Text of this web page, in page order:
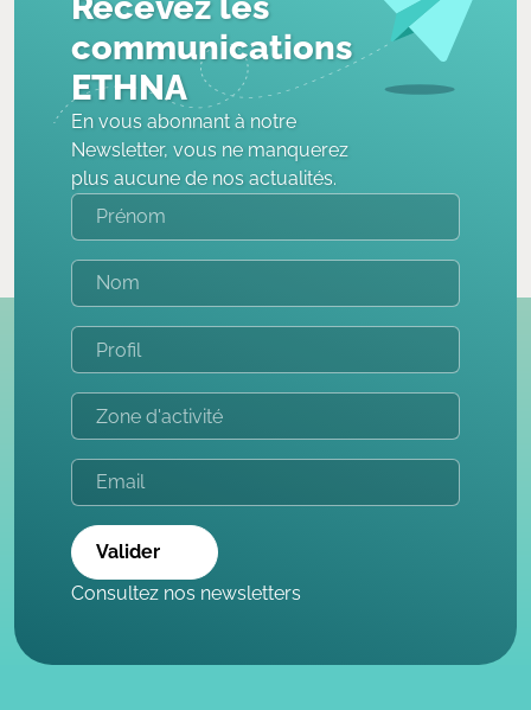
communications
ETHNA
En vous abonnant à notre
Newsletter, vous ne manquerez
plus aucune de nos actualités.
Valider
Consultez nos newsletters